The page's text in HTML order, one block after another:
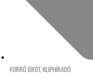
FORRÓ DRÓT, KLIPHÍRADÓ